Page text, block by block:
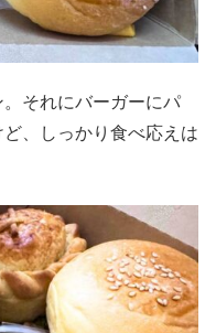
それにバーガーにパ
、しっかり食べ応えは